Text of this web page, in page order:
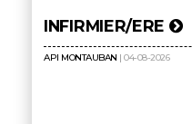
INFIRMIER/ERE
API MONTAUBAN | 04-08-2026